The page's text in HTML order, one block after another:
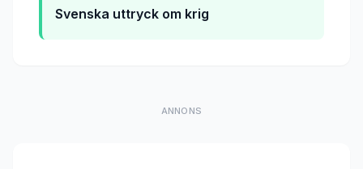
Svenska uttryck om krig
ANNONS